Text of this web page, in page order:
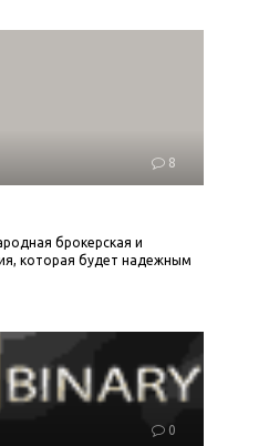
8
брокерская и
которая будет надежным
0